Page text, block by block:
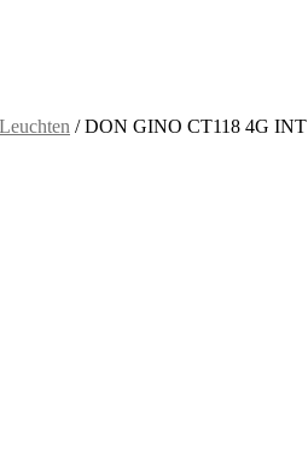
/DON GINO CT118 4G INT